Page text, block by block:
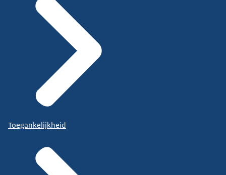
Toegankelijkheid